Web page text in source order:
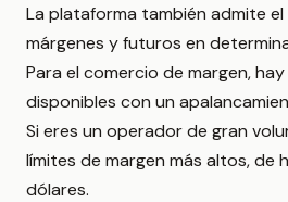
La plataforma también admite
márgenes y futuros en
Para el comercio de margen,
disponibles con un
Si eres un operador de gran
límites de margen más altos, de
dólares.